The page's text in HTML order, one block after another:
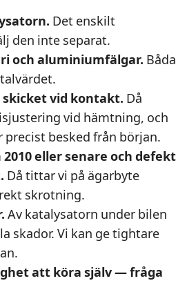
Det enskilt
den inte separat.
och aluminiumfälgar. Båda
skicket vid kontakt. Då
vid hämtning, och
precist besked från början.
eller senare och defekt
Då tittar vi på ägarbyte
skrotning.
Av katalysatorn under bilen
skador. Vi kan ge tightare
att köra själv — fråga